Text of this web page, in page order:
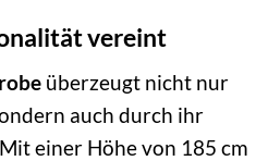
vereint
überzeugt nicht nur
auch durch ihr
einer Höhe von 185 cm